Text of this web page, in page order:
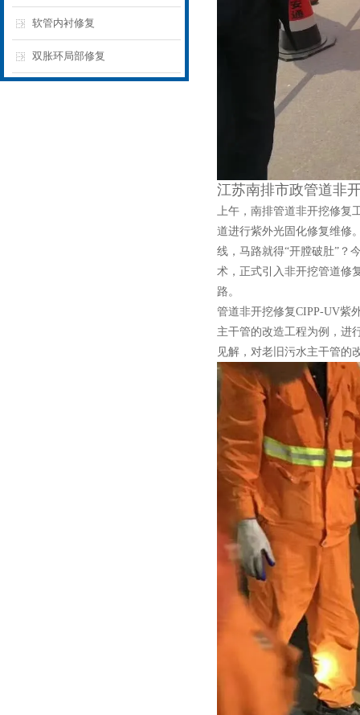
软管内衬修复
双胀环局部修复
江苏南排市政管道非
上午，南排管道非开挖修
道进行紫外光固化修复维修
线，马路就得“开膛破肚”？
术，正式引入非开挖管道修
路。
管道非开挖修复CIPP-UV紫
主干管的改造工程为例，进
见解，对老旧污水主干管的